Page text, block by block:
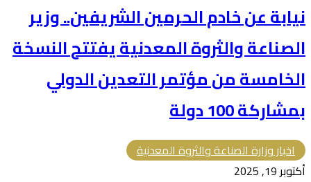
نيابة عن خادم الحرمين الشريفين.. وزير
الصناعة والثروة المعدنية يفتتح النسخة
الخامسة من مؤتمر التعدين الدولي
بمشاركة 100 دولة
اخبار وزارة الصناعة والثروة المعدنية
أكتوبر 19, 2025